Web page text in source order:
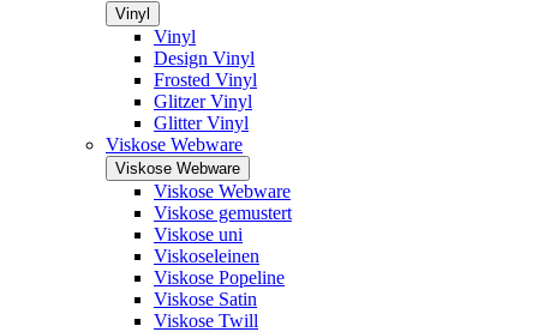
Vinyl
Vinyl
Design Vinyl
Frosted Vinyl
Glitzer Vinyl
Glitter Vinyl
Viskose Webware
Viskose Webware
Viskose Webware
Viskose gemustert
Viskose uni
Viskoseleinen
Viskose Popeline
Viskose Satin
Viskose Twill